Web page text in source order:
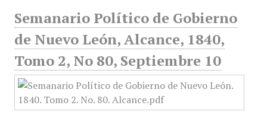
Semanario Político de Gobierno
de Nuevo León, Alcance, 1840,
Tomo 2, No 80, Septiembre 10